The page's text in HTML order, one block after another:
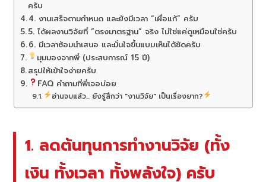
ครับ
4. งานเสร็จตามกำหนด และยังมีเวลา “เผื่อแก้” ครับ
5. ได้ผลงานวิจัยที่ “ตรงมาตรฐาน” จริง ไม่ใช่แค่ดูเหมือนใช่ครับ
6. มีเวลาซ้อมนำเสนอ และมั่นใจขึ้นแบบเห็นได้ชัดครับ
มุมมองจากพี่ (ประสบการณ์ 15 ปี)
สรุปให้เข้าใจง่ายครับ
FAQ คำถามที่พี่เจอบ่อย
อ่านจบแล้ว... ยังรู้สึกว่า "งานวิจัย" เป็นเรื่องยาก?
1. ลดต้นทุนการทำงานวิจัย (ทั้ง
เงิน ทั้งเวลา ทั้งพลังใจ) ครับ